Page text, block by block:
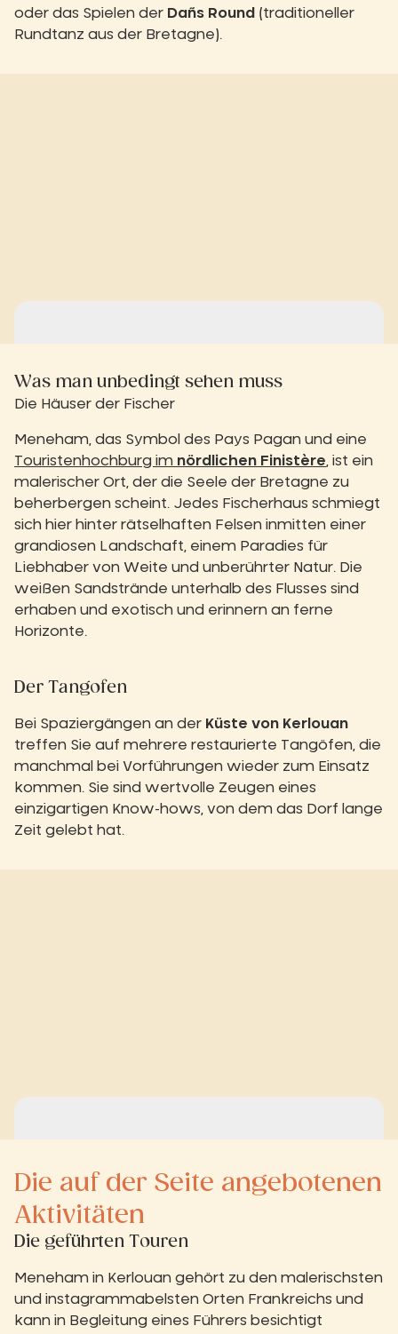
oder das Spielen der Dañs Round (traditioneller
Rundtanz aus der Bretagne).
Was man unbedingt sehen muss
Die Häuser der Fischer
Meneham, das Symbol des Pays Pagan und eine
Touristenhochburg im nördlichen Finistère , ist ein
malerischer Ort, der die Seele der Bretagne zu
beherbergen scheint. Jedes Fischerhaus schmiegt
sich hier hinter rätselhaften Felsen inmitten einer
grandiosen Landschaft, einem Paradies für
Liebhaber von Weite und unberührter Natur. Die
weißen Sandstrände unterhalb des Flusses sind
erhaben und exotisch und erinnern an ferne
Horizonte.
Der Tangofen
Bei Spaziergängen an der Küste von Kerlouan
treffen Sie auf mehrere restaurierte Tangöfen, die
manchmal bei Vorführungen wieder zum Einsatz
kommen. Sie sind wertvolle Zeugen eines
einzigartigen Know-hows, von dem das Dorf lange
Zeit gelebt hat.
Die auf der Seite angebotenen
Aktivitäten
Die geführten Touren
Meneham in Kerlouan gehört zu den malerischsten
und instagrammabelsten Orten Frankreichs und
kann in Begleitung eines Führers besichtigt